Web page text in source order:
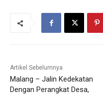
Artikel Sebelumnya
Malang – Jalin Kedekatan
Dengan Perangkat Desa,